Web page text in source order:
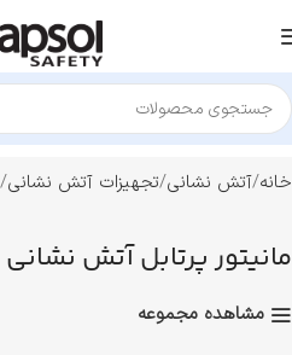
خانه آتش نشانی تجهیزات آتش نشانی
مانیتور پرتابل آتش نشانی
مشاهده مجموعه